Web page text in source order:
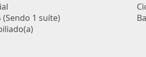
1 suíte)